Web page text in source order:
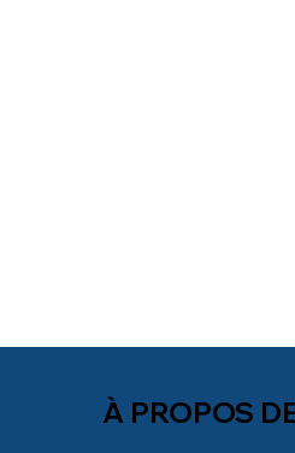
À PROPOS